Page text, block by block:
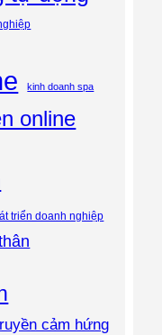
kinh doanh spa
online
triển doanh nghiệp
cảm hứng